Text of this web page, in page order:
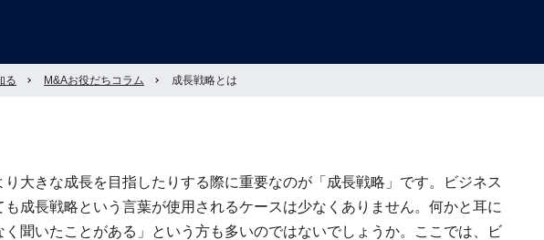
る M&Aお役だちコラム 成長戦略とは
大きな成長を目指したりする際に重要なのが「成長戦略」です。ビジネス
成長戦略という言葉が使用されるケースは少なくありません。何かと耳に
聞いたことがある」という方も多いのではないでしょうか。ここでは、ビ